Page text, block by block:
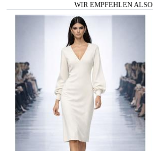
WIR EMPFEHLEN ALSO